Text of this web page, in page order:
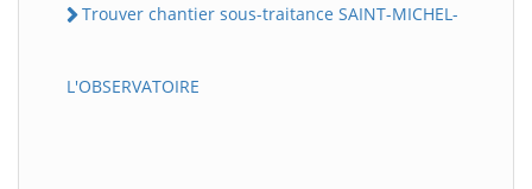
Trouver chantier sous-traitance SAINT-MICHEL-
L'OBSERVATOIRE